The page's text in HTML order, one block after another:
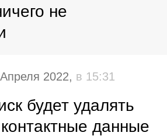
не
2022, в 15:31
будет удалять
данные